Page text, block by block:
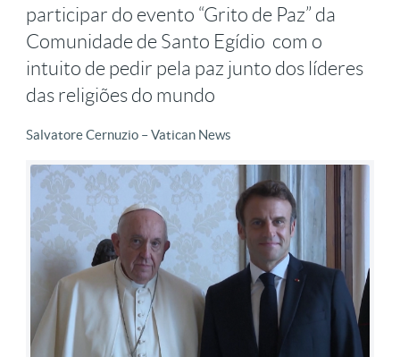
participar do evento “Grito de Paz” da
Comunidade de Santo Egídio com o
intuito de pedir pela paz junto dos líderes
das religiões do mundo
Salvatore Cernuzio – Vatican News